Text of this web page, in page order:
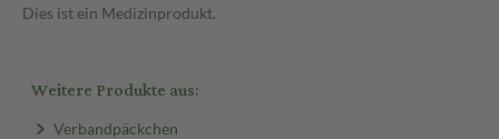
Dies ist ein Medizinprodukt.
Weitere Produkte aus:
Verbandpäckchen